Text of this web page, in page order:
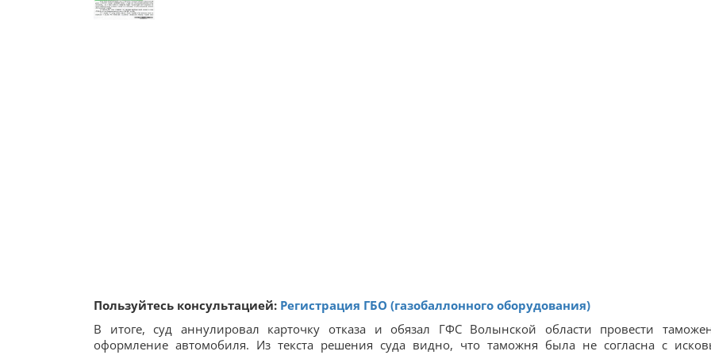
Пользуйтесь консультацией: Регистрация ГБО (газобаллонного оборудования)
В итоге, суд аннулировал карточку отказа и обязал ГФС Волынской области провести
оформление автомобиля. Из текста решения суда видно, что таможня была не согласна с